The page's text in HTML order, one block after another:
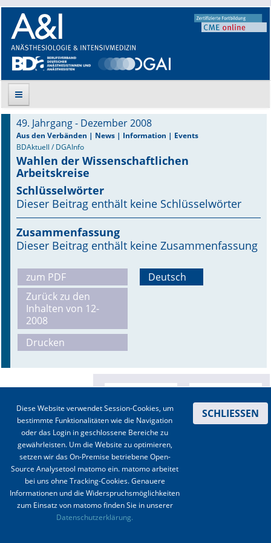
Suche
Aktuelle Ausgabe
Leitlinien
Archiv
Supplements
Supplements OrphanAnesthesia
Online First
A&I English
Mediadaten
Autoren-Service
Stellenmarkt
Kongresskalender
49. Jahrgang - Dezember 2008
Aus den Verbänden | News | Information | Events
BDAktuell / DGAInfo
Wahlen der Wissenschaftlichen
Arbeitskreise
Schlüsselwörter
Dieser Beitrag enthält keine Schlüsselwörter
Zusammenfassung
Dieser Beitrag enthält keine Zusammenfassung
zum PDF
Zurück zu den
Inhalten von 12-
2008
Drucken
Deutsch
Impressum Datenschutz
Diese Website verwendet Session-Cookies, um
bestimmte Funktionalitäten wie die Navigation
oder das Login in geschlossene Bereiche zu
gewährleisten. Um die Website zu optimieren,
setzen wir das On-Premise betriebene Open-
Source Analysetool matomo ein. matomo arbeitet
bei uns ohne Tracking-Cookies. Genauere
Informationen und die Widerspruchsmöglichkeiten
zum Einsatz von matomo finden Sie in unserer
Datenschutzerklärung.
SCHLIESSEN